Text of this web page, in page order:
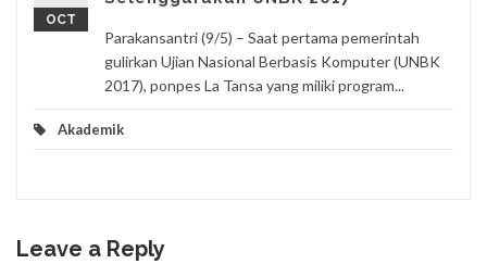
OCT
Parakansantri (9/5) – Saat pertama pemerintah
gulirkan Ujian Nasional Berbasis Komputer (UNBK
2017), ponpes La Tansa yang miliki program...
Akademik
Leave a Reply